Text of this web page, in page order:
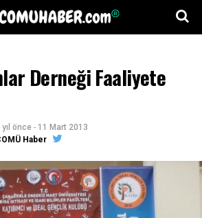
Derneği Faaliyete
önce - 11 Mart 2013
Haber